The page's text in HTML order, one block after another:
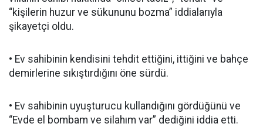
“kişilerin huzur ve sükununu bozma” iddialarıyla
şikayetçi oldu.
• Ev sahibinin kendisini tehdit ettiğini, ittiğini ve bahçe
demirlerine sıkıştırdığını öne sürdü.
• Ev sahibinin uyuşturucu kullandığını gördüğünü ve
“Evde el bombam ve silahım var” dediğini iddia etti.